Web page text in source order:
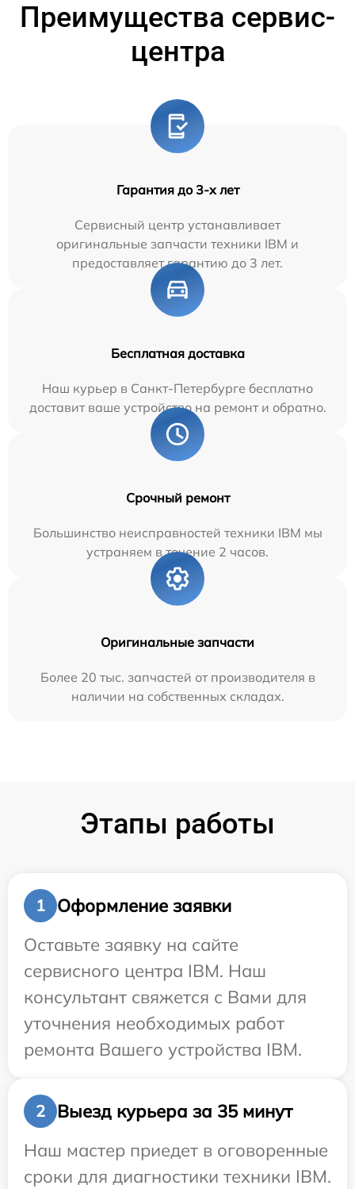
Преимущества сервис-
центра
Гарантия до 3-х лет
Сервисный центр устанавливает
оригинальные запчасти техники IBM и
предоставляет гарантию до 3 лет.
Бесплатная доставка
Наш курьер в Санкт-Петербурге бесплатно
доставит ваше устройство на ремонт и обратно.
Срочный ремонт
Большинство неисправностей техники IBM мы
устраняем в течение 2 часов.
Оригинальные запчасти
Более 20 тыс. запчастей от производителя в
наличии на собственных складах.
Этапы работы
1
Оформление заявки
Оставьте заявку на сайте
сервисного центра IBM. Наш
консультант свяжется с Вами для
уточнения необходимых работ
ремонта Вашего устройства IBM.
2
Выезд курьера за 35 минут
Наш мастер приедет в оговоренные
сроки для диагностики техники IBM.